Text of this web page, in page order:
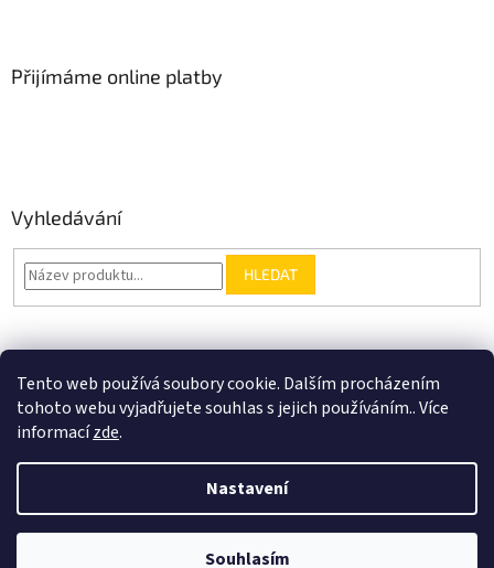
Tento web používá soubory cookie. Dalším procházením
tohoto webu vyjadřujete souhlas s jejich používáním.. Více
informacízde.
Nastavení
Souhlasím
Slevy 20% po registrované živnostníky. Doprava zdarma od 2000Kč u
Přijímáme online platby
Vyhledávání
HLEDAT
0KS /0 KČ
Vytvořil Shoptet
FAVESHOP. Všechna práva vyhrazena.